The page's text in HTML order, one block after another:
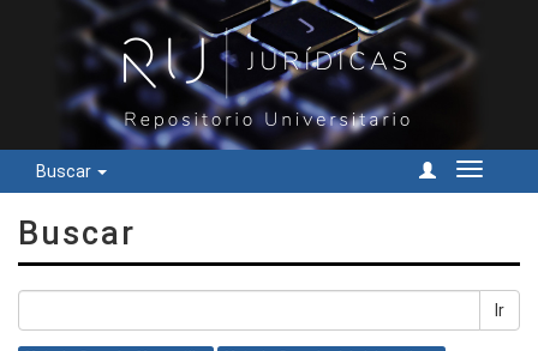
Buscar
Cambiar
Buscar
Ir